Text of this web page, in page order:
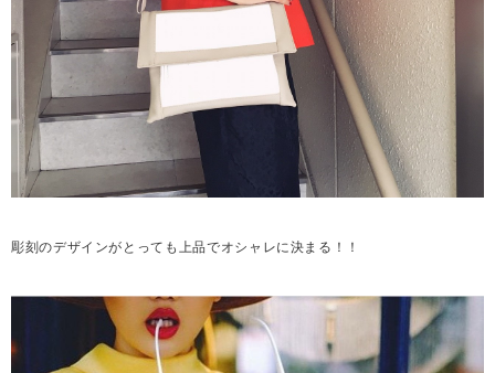
彫刻のデザインがとっても上品でオシャレに決まる！！